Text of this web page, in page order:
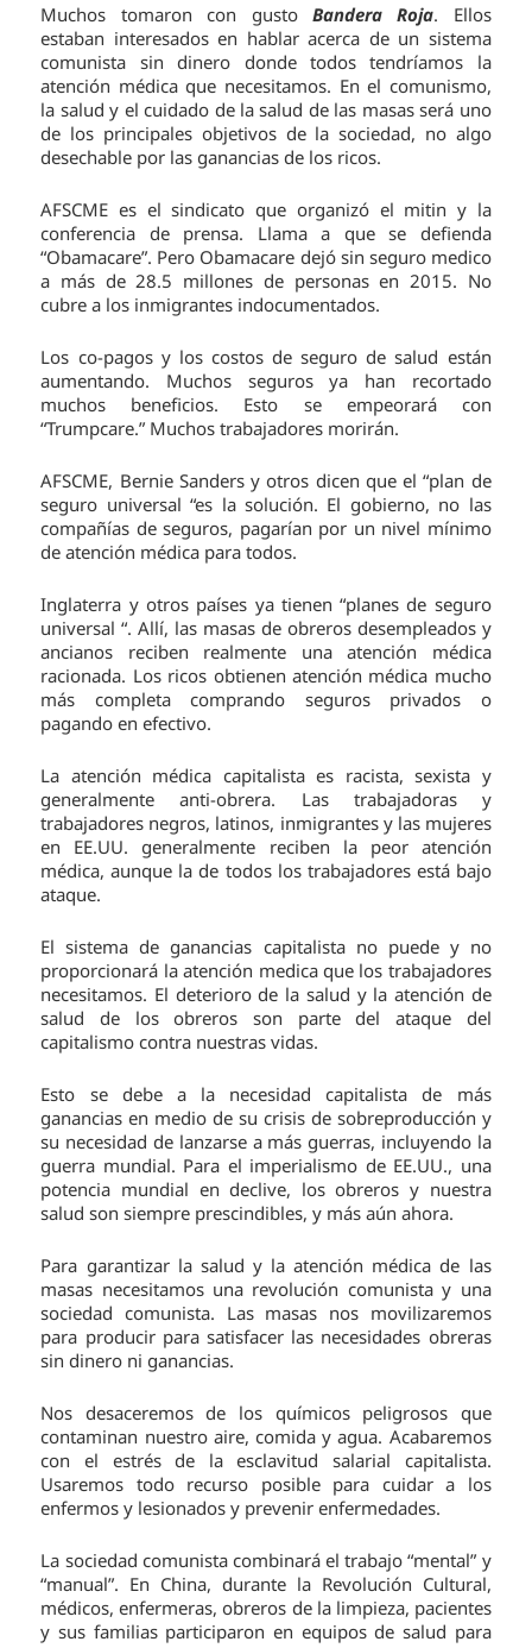
Muchos tomaron con gusto Bandera Roja. Ellos
estaban interesados en hablar acerca de un sistema
comunista sin dinero donde todos tendríamos la
atención médica que necesitamos. En el comunismo,
la salud y el cuidado de la salud de las masas será uno
de los principales objetivos de la sociedad, no algo
desechable por las ganancias de los ricos.
AFSCME es el sindicato que organizó el mitin y la
conferencia de prensa. Llama a que se defienda
“Obamacare”. Pero Obamacare dejó sin seguro medico
a más de 28.5 millones de personas en 2015. No
cubre a los inmigrantes indocumentados.
Los co-pagos y los costos de seguro de salud están
aumentando. Muchos seguros ya han recortado
muchos beneficios. Esto se empeorará con
“Trumpcare.” Muchos trabajadores morirán.
AFSCME, Bernie Sanders y otros dicen que el “plan de
seguro universal “es la solución. El gobierno, no las
compañías de seguros, pagarían por un nivel mínimo
de atención médica para todos.
Inglaterra y otros países ya tienen “planes de seguro
universal “. Allí, las masas de obreros desempleados y
ancianos reciben realmente una atención médica
racionada. Los ricos obtienen atención médica mucho
más completa comprando seguros privados o
pagando en efectivo.
La atención médica capitalista es racista, sexista y
generalmente anti-obrera. Las trabajadoras y
trabajadores negros, latinos, inmigrantes y las mujeres
en EE.UU. generalmente reciben la peor atención
médica, aunque la de todos los trabajadores está bajo
ataque.
El sistema de ganancias capitalista no puede y no
proporcionará la atención medica que los trabajadores
necesitamos. El deterioro de la salud y la atención de
salud de los obreros son parte del ataque del
capitalismo contra nuestras vidas.
Esto se debe a la necesidad capitalista de más
ganancias en medio de su crisis de sobreproducción y
su necesidad de lanzarse a más guerras, incluyendo la
guerra mundial. Para el imperialismo de EE.UU., una
potencia mundial en declive, los obreros y nuestra
salud son siempre prescindibles, y más aún ahora.
Para garantizar la salud y la atención médica de las
masas necesitamos una revolución comunista y una
sociedad comunista. Las masas nos movilizaremos
para producir para satisfacer las necesidades obreras
sin dinero ni ganancias.
Nos desaceremos de los químicos peligrosos que
contaminan nuestro aire, comida y agua. Acabaremos
con el estrés de la esclavitud salarial capitalista.
Usaremos todo recurso posible para cuidar a los
enfermos y lesionados y prevenir enfermedades.
La sociedad comunista combinará el trabajo “mental” y
“manual”. En China, durante la Revolución Cultural,
médicos, enfermeras, obreros de la limpieza, pacientes
y sus familias participaron en equipos de salud para